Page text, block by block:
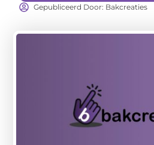
Gepubliceerd Door: Bakcreaties